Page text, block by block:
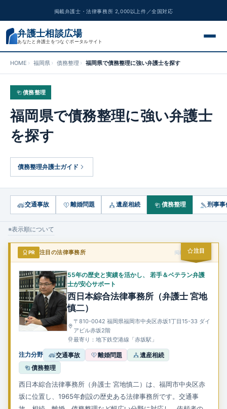
掲載弁護士・法律事務所 2,000以上件／全国対応
弁護士相談広場
あなたと弁護士をつなぐポータルサイト
交通事故
離婚問題
遺産相続
刑事事件
労働問題
企業法務
HOME 福岡県 債務整理 福岡県で債務整理に強い弁護士を探す
債務整理
福岡県で債務整理に強い弁護士
を探す
債務整理弁護士ガイド
交通事故 離婚問題 遺産相続 債務整理 刑事事
※表示順について
注目
PR 注目の法律事務所 掲載スポンサー
55年の歴史と実績を活かし、 若手＆ベテラン弁護
士が安心サポート
西日本綜合法律事務所（弁護士 宮地
慎二）
〒810-0042 福岡県福岡市中央区赤坂1丁目15-33 ダイ
アビル赤坂2階
最寄り：地下鉄空港線「赤坂駅」
注力分野 交通事故 離婚問題
遺産相続
債務整理
西日本綜合法律事務所（弁護士 宮地慎二）は、福岡市中央区赤
坂に位置し、1965年創設の歴史ある法律事務所です。​交通事